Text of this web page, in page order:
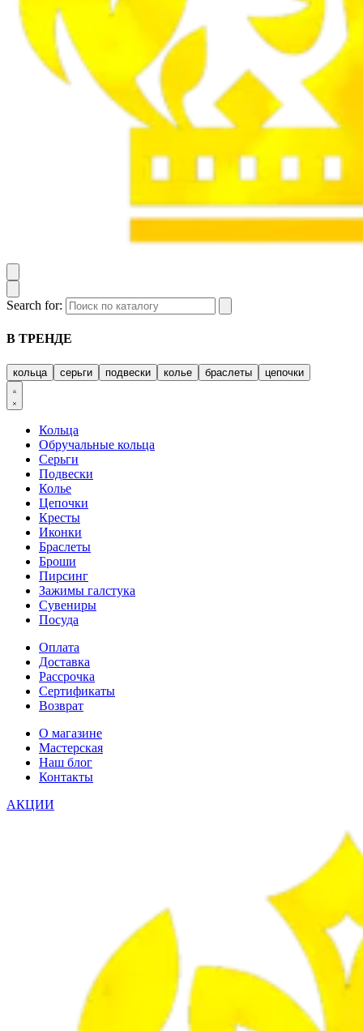
Search for:
В ТРЕНДЕ
кольца серьги подвески колье браслеты цепочки
Кольца
Обручальные кольца
Серьги
Подвески
Колье
Цепочки
Кресты
Иконки
Браслеты
Броши
Пирсинг
Зажимы галстука
Сувениры
Посуда
Оплата
Доставка
Рассрочка
Сертификаты
Возврат
О магазине
Мастерская
Наш блог
Контакты
АКЦИИ